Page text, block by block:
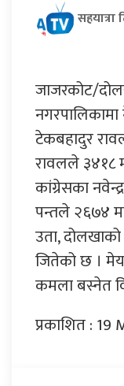
सहयात्रा
जाजरकोट/
टेकबहादुर
रावलले ३४१८
कांग्रेसका
पन्तले २६७४
उता,
जितेको छ ।
कमला बस्नेत
प्रकाशित : 19